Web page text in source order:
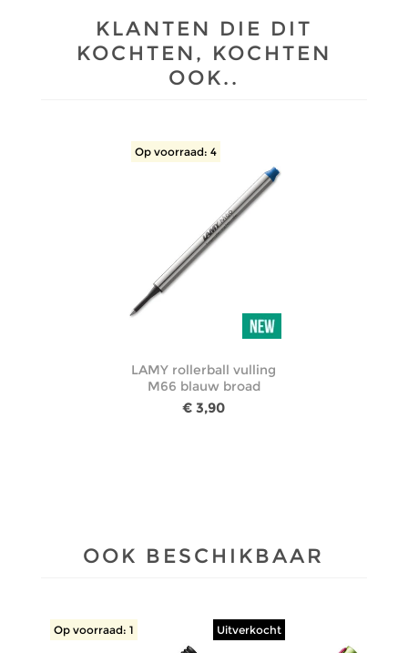
KLANTEN DIE DIT
KOCHTEN, KOCHTEN
OOK..
Op voorraad: 4
LAMY rollerball vulling
M66 blauw broad
€ 3,90
OOK BESCHIKBAAR
Op voorraad: 1 Uitverkocht